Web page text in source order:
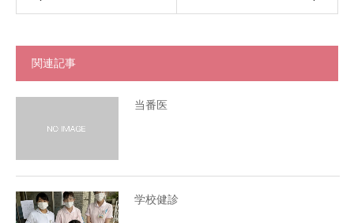
関連記事
当番医
学校健診